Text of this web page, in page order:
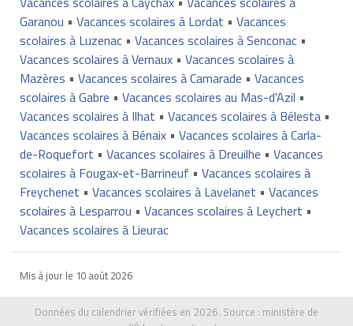
Garanou • Vacances scolaires à Lordat • Vacances
scolaires à Luzenac• Vacances scolaires à Senconac•
Vacances scolaires à Vernaux• Vacances scolaires à
Mazères • Vacances scolaires à Camarade • Vacances
scolaires à Gabre • Vacances scolaires au Mas-d'Azil •
Vacances scolaires à Ilhat • Vacances scolaires à Bélesta•
Vacances scolaires à Bénaix• Vacances scolaires à Carla-
de-Roquefort • Vacances scolaires à Dreuilhe • Vacances
scolaires à Fougax-et-Barrineuf • Vacances scolaires à
Freychenet • Vacances scolaires à Lavelanet • Vacances
scolaires à Lesparrou • Vacances scolaires à Leychert •
Vacances scolaires à Lieurac
Mis à jour le 10 août 2026
Données du calendrier vérifiées en 2026. Source : ministère de